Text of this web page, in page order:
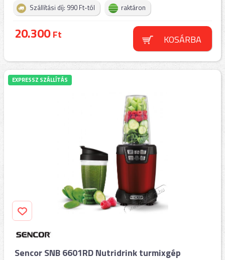
Szállítási díj: 990 Ft-tól raktáron
20.300Ft KOSÁRBA
EXPRESSZ SZÁLLÍTÁS
Sencor SNB 6601RD Nutridrink turmixgép